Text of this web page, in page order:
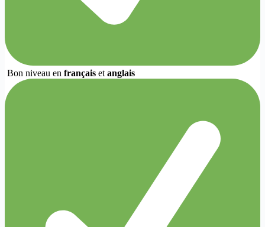
Bon niveau en français et anglais